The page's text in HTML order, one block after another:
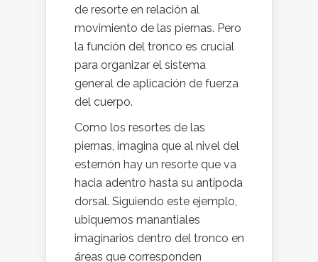
de resorte en relación al
movimiento de las piernas. Pero
la función del tronco es crucial
para organizar el sistema
general de aplicación de fuerza
del cuerpo.
Como los resortes de las
piernas, imagina que al nivel del
esternón hay un resorte que va
hacia adentro hasta su antípoda
dorsal. Siguiendo este ejemplo,
ubiquemos manantiales
imaginarios dentro del tronco en
áreas que corresponden